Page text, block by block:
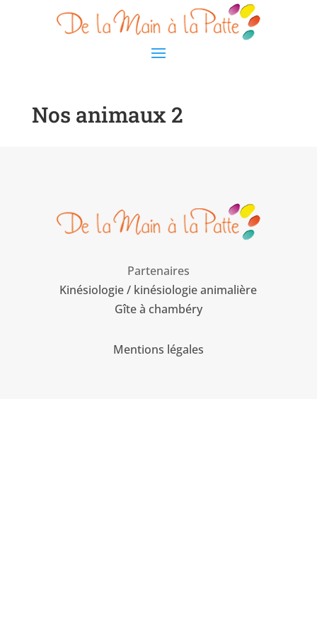
Nos animaux 2
Partenaires
Kinésiologie / kinésiologie animalière
Gîte à chambéry
Mentions légales